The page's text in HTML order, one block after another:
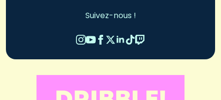
Suivez-nous !